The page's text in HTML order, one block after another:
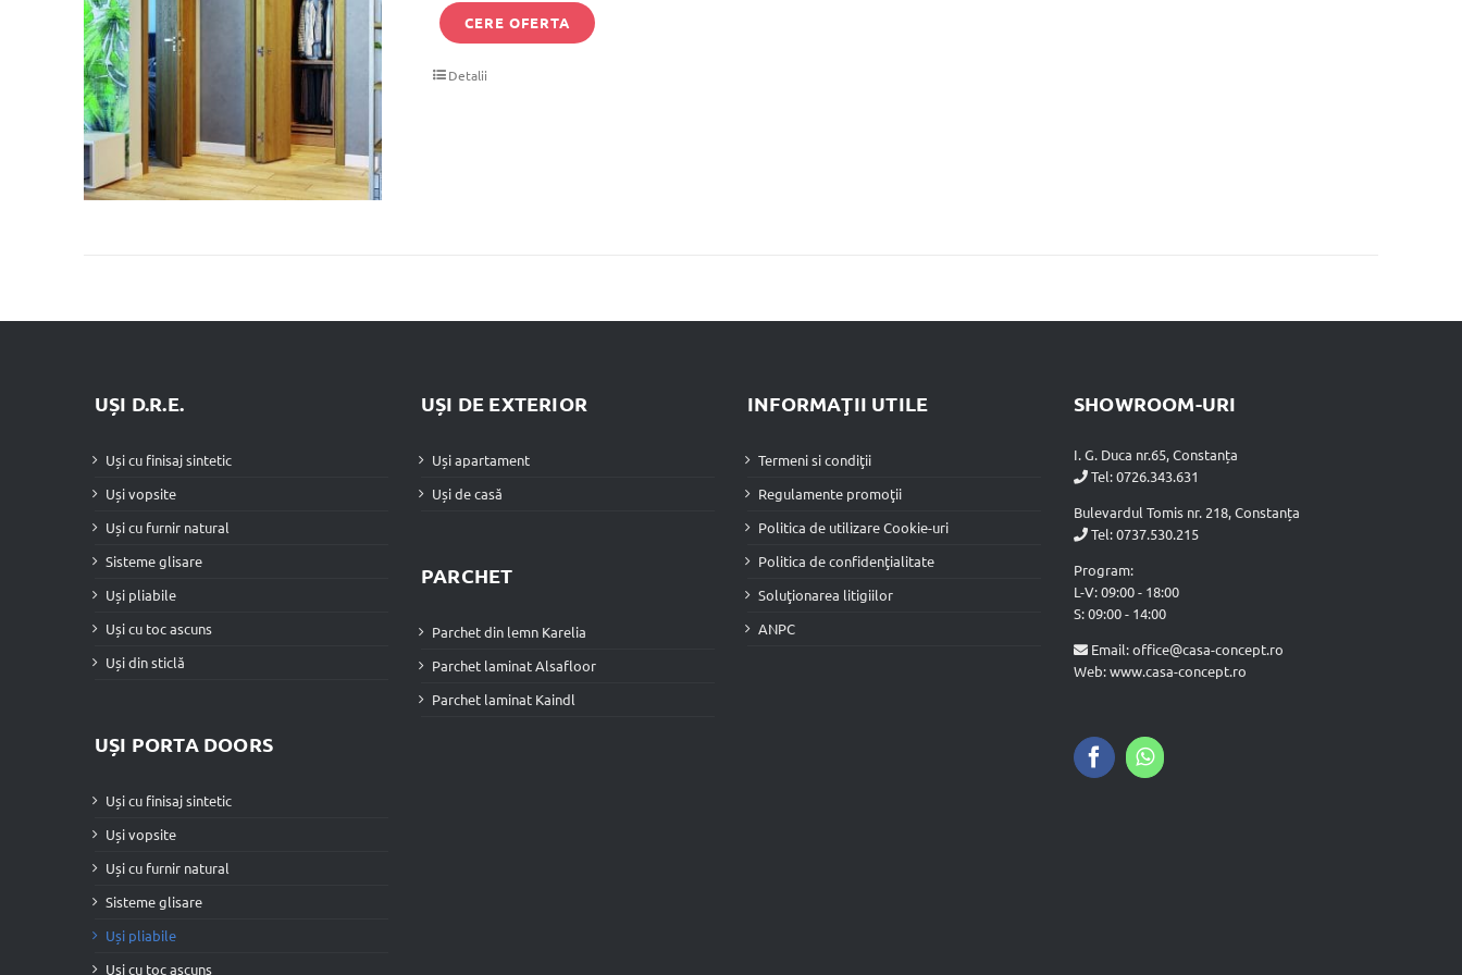
CERE OFERTA
Detalii
UȘI D.R.E.
Uși cu finisaj sintetic
Uși vopsite
Uși cu furnir natural
Sisteme glisare
Uși pliabile
Uși cu toc ascuns
Uși din sticlă
UȘI PORTA DOORS
Uși cu finisaj sintetic
Uși vopsite
Uși cu furnir natural
Sisteme glisare
Uși pliabile
Uși cu toc ascuns
UȘI DE EXTERIOR
Uși apartament
Uși de casă
PARCHET
Parchet din lemn Karelia
Parchet laminat Alsafloor
Parchet laminat Kaindl
INFORMAŢII UTILE
Termeni si condiţii
Regulamente promoţii
Politica de utilizare Cookie-uri
Politica de confidenţialitate
Soluţionarea litigiilor
ANPC
SHOWROOM-URI
I. G. Duca nr.65, Constanța
Tel:0726.343.631
Bulevardul Tomis nr. 218, Constanța
Tel:0737.530.215
Program:
L-V: 09:00 - 18:00
S: 09:00 - 14:00
Email:office@casa-concept.ro
Web: www.casa-concept.ro